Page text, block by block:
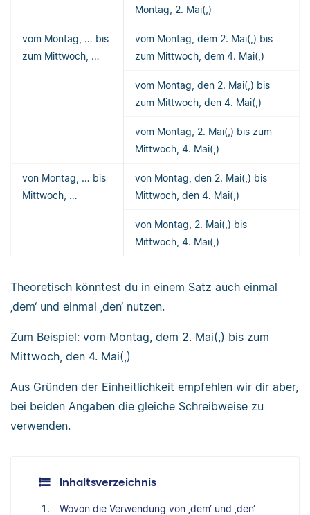
Montag, 2. Mai(,)
vom Montag, … bis
zum Mittwoch, …
vom Montag, dem 2. Mai(,) bis
zum Mittwoch, dem 4. Mai(,)
vom Montag, den 2. Mai(,) bis
zum Mittwoch, den 4. Mai(,)
vom Montag, 2. Mai(,) bis zum
Mittwoch, 4. Mai(,)
von Montag, … bis
Mittwoch, …
von Montag, den 2. Mai(,) bis
Mittwoch, den 4. Mai(,)
von Montag, 2. Mai(,) bis
Mittwoch, 4. Mai(,)
Theoretisch könntest du in einem Satz auch einmal
‚dem‘ und einmal ‚den‘ nutzen.
Zum Beispiel: vom Montag, dem 2. Mai(,) bis zum
Mittwoch, den 4. Mai(,)
Aus Gründen der Einheitlichkeit empfehlen wir dir aber,
bei beiden Angaben die gleiche Schreibweise zu
verwenden.
Inhaltsverzeichnis
Wovon die Verwendung von ‚dem‘ und ‚den‘